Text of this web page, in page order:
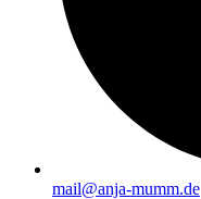
mail@anja-mumm.de